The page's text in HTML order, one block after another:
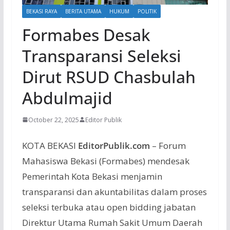
BEKASI RAYA BERITA UTAMA HUKUM POLITIK
Formabes Desak
Transparansi Seleksi
Dirut RSUD Chasbulah
Abdulmajid
October 22, 2025 Editor Publik
KOTA BEKASI EditorPublik.com – Forum
Mahasiswa Bekasi (Formabes) mendesak
Pemerintah Kota Bekasi menjamin
transparansi dan akuntabilitas dalam proses
seleksi terbuka atau open bidding jabatan
DirekturUtama Rumah Sakit Umum Daerah